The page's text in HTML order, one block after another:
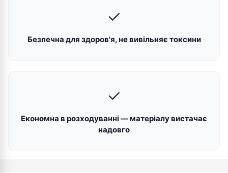
✓
Безпечна для здоров'я, не вивільняє токсини
✓
Економна в розходуванні — матеріалу вистачає
надовго